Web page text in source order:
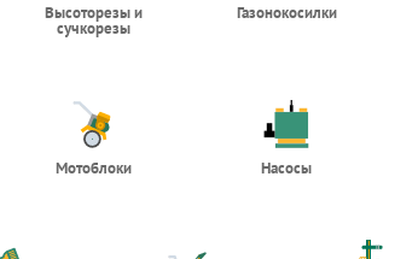
Высоторезы и
сучкорезы
Газонокосилки
Мотоблоки Насосы